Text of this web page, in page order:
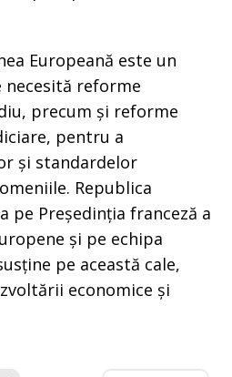
Europeană este un
necesită reforme
precum și reforme
pentru a
și standardelor
Republica
pe Președinția franceză a
și pe echipa
pe această cale,
economice și